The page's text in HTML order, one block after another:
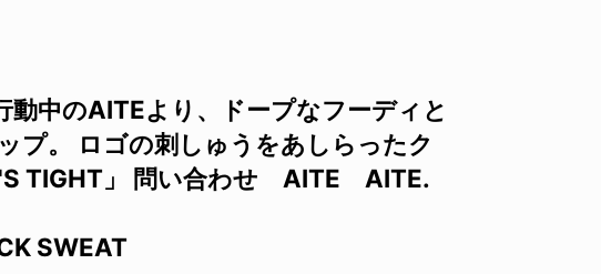
動中のAITEより、ドープなフーディと
プ。 ロゴの刺しゅうをあしらったク
TIGHT」 問い合わせ AITE AITE.
SWEAT